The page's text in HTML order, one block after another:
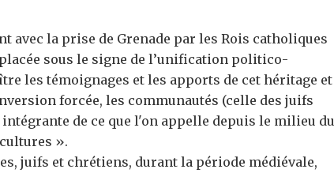
avec la prise de Grenade par les Rois catholiques
sous le signe de l’unification politico-
les témoignages et les apports de cet héritage et
forcée, les communautés (celle des juifs
de ce que l'on appelle depuis le milieu du
».
juifs et chrétiens, durant la période médiévale,